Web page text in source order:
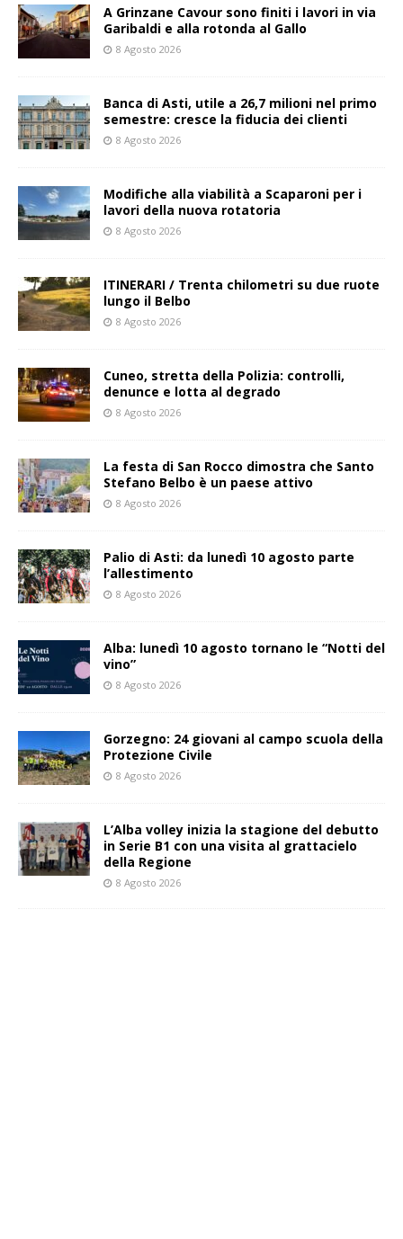
A Grinzane Cavour sono finiti i lavori in via
Garibaldi e alla rotonda al Gallo
8 Agosto 2026
Banca di Asti, utile a 26,7 milioni nel primo
semestre: cresce la fiducia dei clienti
8 Agosto 2026
Modifiche alla viabilità a Scaparoni per i
lavori della nuova rotatoria
8 Agosto 2026
ITINERARI / Trenta chilometri su due ruote
lungo il Belbo
8 Agosto 2026
Cuneo, stretta della Polizia: controlli,
denunce e lotta al degrado
8 Agosto 2026
La festa di San Rocco dimostra che Santo
Stefano Belbo è un paese attivo
8 Agosto 2026
Palio di Asti: da lunedì 10 agosto parte
l’allestimento
8 Agosto 2026
Alba: lunedì 10 agosto tornano le “Notti del
vino”
8 Agosto 2026
Gorzegno: 24 giovani al campo scuola della
Protezione Civile
8 Agosto 2026
L’Alba volley inizia la stagione del debutto
in Serie B1 con una visita al grattacielo
della Regione
8 Agosto 2026